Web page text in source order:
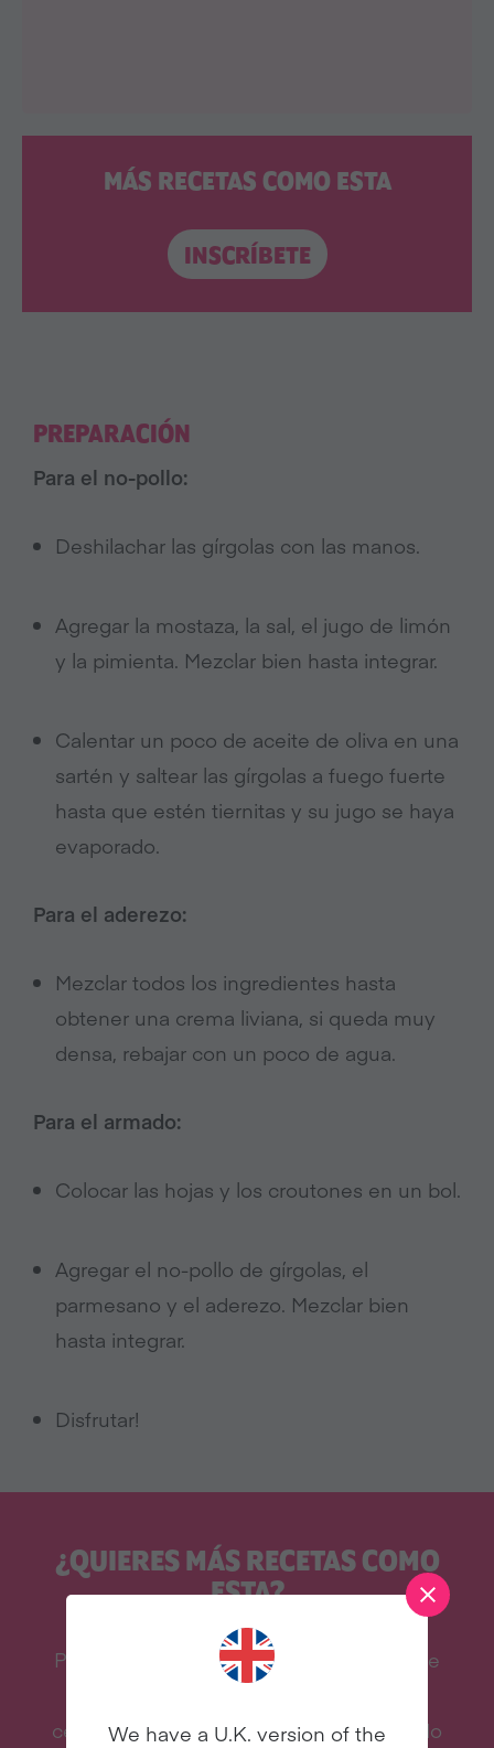
MÁS RECETAS COMO ESTA
INSCRÍBETE
PREPARACIÓN
Para el no-pollo:
Deshilachar las gírgolas con las manos.
Agregar la mostaza, la sal, el jugo de limón
y la pimienta. Mezclar bien hasta integrar.
Calentar un poco de aceite de oliva en una
sartén y saltear las gírgolas a fuego fuerte
hasta que estén tiernitas y su jugo se haya
evaporado.
Para el aderezo:
Mezclar todos los ingredientes hasta
obtener una crema liviana, si queda muy
densa, rebajar con un poco de agua.
Para el armado:
Colocar las hojas y los croutones en un bol.
Agregar el no-pollo de gírgolas, el
parmesano y el aderezo. Mezclar bien
hasta integrar.
Disfrutar!
¿QUIERES MÁS RECETAS COMO
ESTA?
Prueba el veganismo con Veganuary y te
celebridades, recetas y mucho más, ¡todo
We have a U.K. version of the